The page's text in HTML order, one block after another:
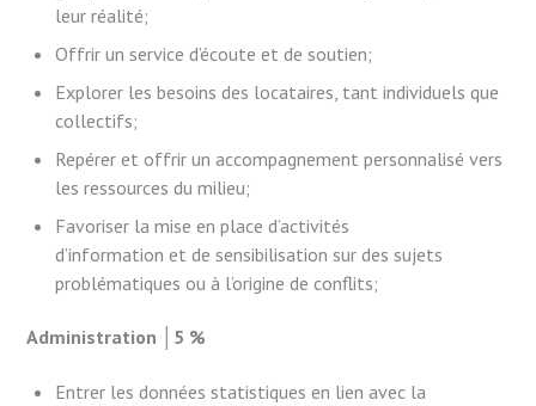
leur réalité;
Offrir un service d’écoute et de soutien;
Explorer les besoins des locataires, tant individuels que
collectifs;
Repérer et offrir un accompagnement personnalisé vers
les ressources du milieu;
Favoriser la mise en place d’activités
d’information et de sensibilisation sur des sujets
problématiques ou à l’origine de conflits;
Administration │5 %
Entrer les données statistiques en lien avec la